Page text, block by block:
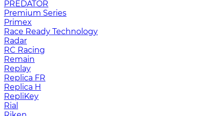
PREDATOR
Premium Series
Primex
Race Ready Technology
Radar
RC Racing
Remain
Replay
Replica FR
Replica H
RepliKey
Rial